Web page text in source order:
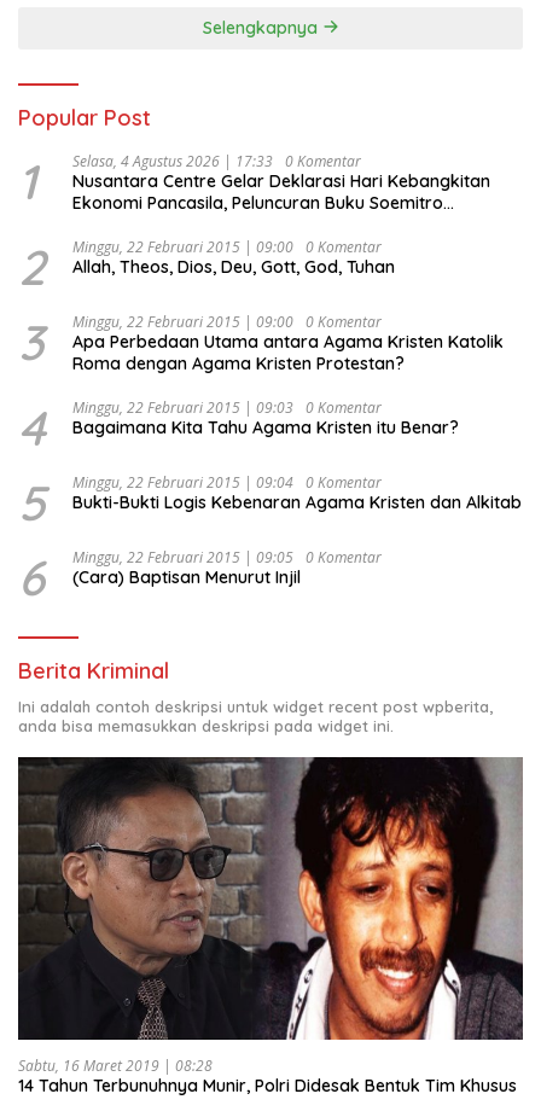
Selengkapnya
Popular Post
1 Selasa, 4 Agustus 2026 | 17:33 0 Komentar
Nusantara Centre Gelar Deklarasi Hari Kebangkitan
Ekonomi Pancasila, Peluncuran Buku Soemitro
Ekonomi Politik Indonesia) & Simposium Nasional
“Urgensi Undang-Undang Perekonomian Nasional dan
Indonesia Emas 2045”,
2 Minggu, 22 Februari 2015 | 09:00 0 Komentar
Allah, Theos, Dios, Deu, Gott, God, Tuhan
3 Minggu, 22 Februari 2015 | 09:00 0 Komentar
Apa Perbedaan Utama antara Agama Kristen Katolik
Roma dengan Agama Kristen Protestan?
4 Minggu, 22 Februari 2015 | 09:03 0 Komentar
Bagaimana Kita Tahu Agama Kristen itu Benar?
5 Minggu, 22 Februari 2015 | 09:04 0 Komentar
Bukti-Bukti Logis Kebenaran Agama Kristen dan Alkitab
6 Minggu, 22 Februari 2015 | 09:05 0 Komentar
(Cara) Baptisan Menurut Injil
Berita Kriminal
Ini adalah contoh deskripsi untuk widget recent post wpberita,
anda bisa memasukkan deskripsi pada widget ini.
Sabtu, 16 Maret 2019 | 08:28
14 Tahun Terbunuhnya Munir, Polri Didesak Bentuk Tim Khusus